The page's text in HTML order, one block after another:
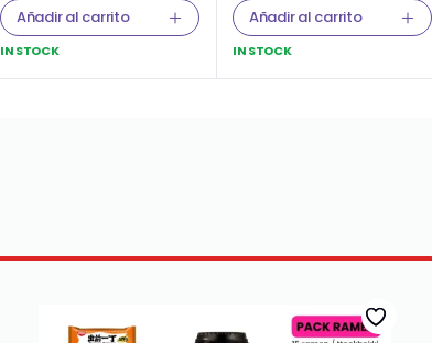
Añadir al carrito
IN STOCK
Añadir al carrito
IN STOCK